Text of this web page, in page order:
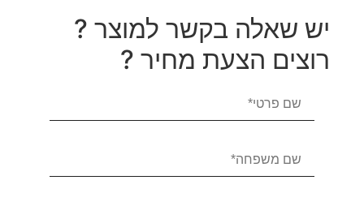
יש שאלה בקשר למוצר ?
רוצים הצעת מחיר ?